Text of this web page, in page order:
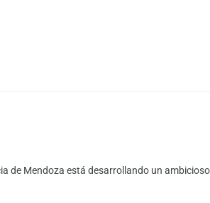
de Mendoza está desarrollando un